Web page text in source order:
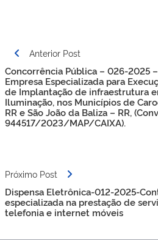
Navegação
de
Post
Anterior Post
Concorrência Pública – 026-2025
Empresa Especializada para
de Implantação de infraestrutura
Iluminação, nos Municípios de
RR e São João da Baliza – RR,
944517/2023/MAP/CAIXA).
Próximo Post
Dispensa Eletrônica-012-2025-
especializada na prestação de
telefonia e internet móveis